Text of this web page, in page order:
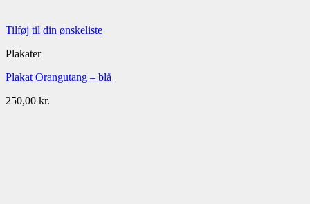
Tilføj til din ønskeliste
Plakater
Plakat Orangutang – blå
250,00 kr.